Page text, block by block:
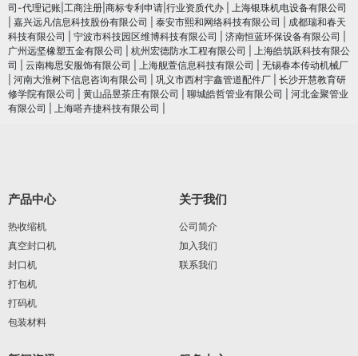
司-代理记账|工商注册|商标专利申请|行业资质代办
上海银珠机电设备有限公司
嘉兴远凡信息科技股份有限公司 泰安市熙和网络科技有限公司
成都瑞和春天
科技有限公司
宁波市科技园区维博科技有限公司 济南恒蓝环保设备有限公司
广州远坚橡塑五金有限公司
杭州宏德防水工程有限公司
上海皓筑跃科技有限公
司
云南梅思安服饰有限公司 上海舰萱信息科技有限公司
无锡春本传动机械厂
河南大淮树下信息咨询有限公司 巩义市西村宇鑫管道配件厂
长沙开慧教育研
修学院有限公司
黄山品昱茶庄有限公司 聊城皓哲管业有限公司
河北金聚管业
有限公司
上海嗒卉捷科技有限公司
产品中心
热收缩机
真空封口机
封口机
打包机
打码机
包装材料
关于我们
公司简介
加入我们
联系我们